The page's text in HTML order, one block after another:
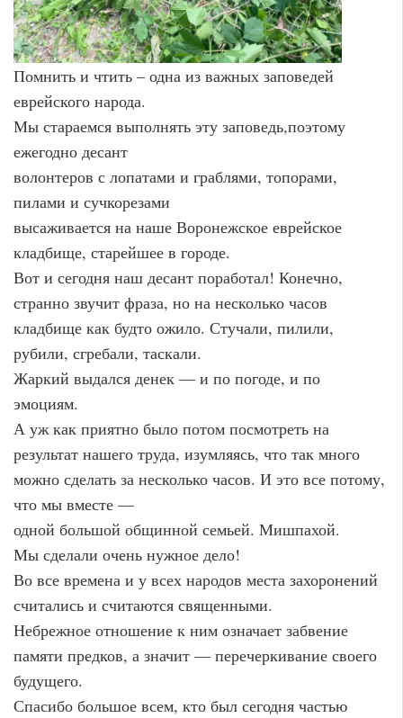
Помнить и чтить – одна из важных заповедей
еврейского народа.
Мы стараемся выполнять эту заповедь,поэтому
ежегодно десант
волонтеров с лопатами и граблями, топорами,
пилами и сучкорезами
высаживается на наше Воронежское еврейское
кладбище, старейшее в городе.
Вот и сегодня наш десант поработал! Конечно,
странно звучит фраза, но на несколько часов
кладбище как будто ожило. Стучали, пилили,
рубили, сгребали, таскали.
Жаркий выдался денек — и по погоде, и по
эмоциям.
А уж как приятно было потом посмотреть на
результат нашего труда, изумляясь, что так много
можно сделать за несколько часов. И это все потому,
что мы вместе —
одной большой общинной семьей. Мишпахой.
Мы сделали очень нужное дело!
Во все времена и у всех народов места захоронений
считались и считаются священными.
Небрежное отношение к ним означает забвение
памяти предков, а значит — перечеркивание своего
будущего.
Спасибо большое всем, кто был сегодня частью